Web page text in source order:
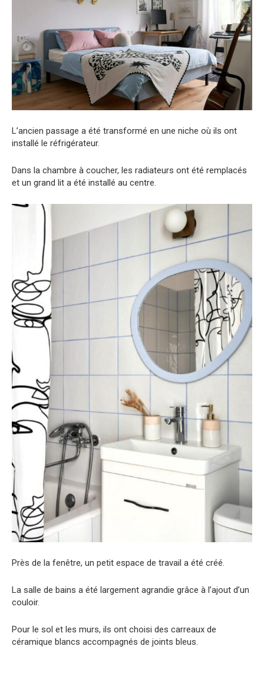
L’ancien passage a été transformé en une niche où ils ont
installé le réfrigérateur.
Dans la chambre à coucher, les radiateurs ont été remplacés
et un grand lit a été installé au centre.
Près de la fenêtre, un petit espace de travail a été créé.
La salle de bains a été largement agrandie grâce à l’ajout d’un
couloir.
Pour le sol et les murs, ils ont choisi des carreaux de
céramique blancs accompagnés de joints bleus.